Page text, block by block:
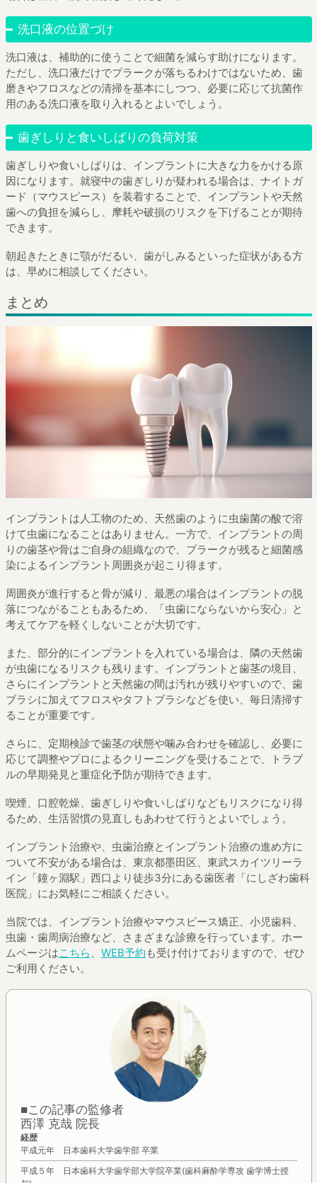
洗口液の位置づけ
洗口液は、補助的に使うことで細菌を減らす助けになります。
ただし、洗口液だけでプラークが落ちるわけではないため、歯
磨きやフロスなどの清掃を基本にしつつ、必要に応じて抗菌作
用のある洗口液を取り入れるとよいでしょう。
歯ぎしりと食いしばりの負荷対策
歯ぎしりや食いしばりは、インプラントに大きな力をかける原
因になります。就寝中の歯ぎしりが疑われる場合は、ナイトガ
ード（マウスピース）を装着することで、インプラントや天然
歯への負担を減らし、摩耗や破損のリスクを下げることが期待
できます。
朝起きたときに顎がだるい、歯がしみるといった症状がある方
は、早めに相談してください。
まとめ
インプラントは人工物のため、天然歯のように虫歯菌の酸で溶
けて虫歯になることはありません。一方で、インプラントの周
りの歯茎や骨はご自身の組織なので、プラークが残ると細菌感
染によるインプラント周囲炎が起こり得ます。
周囲炎が進行すると骨が減り、最悪の場合はインプラントの脱
落につながることもあるため、「虫歯にならないから安心」と
考えてケアを軽くしないことが大切です。
また、部分的にインプラントを入れている場合は、隣の天然歯
が虫歯になるリスクも残ります。インプラントと歯茎の境目、
さらにインプラントと天然歯の間は汚れが残りやすいので、歯
ブラシに加えてフロスやタフトブラシなどを使い、毎日清掃す
ることが重要です。
さらに、定期検診で歯茎の状態や噛み合わせを確認し、必要に
応じて調整やプロによるクリーニングを受けることで、トラブ
ルの早期発見と重症化予防が期待できます。
喫煙、口腔乾燥、歯ぎしりや食いしばりなどもリスクになり得
るため、生活習慣の見直しもあわせて行うとよいでしょう。
インプラント治療や、虫歯治療とインプラント治療の進め方に
ついて不安がある場合は、東京都墨田区、東武スカイツリーラ
イン「鐘ヶ淵駅」西口より徒歩3分にある歯医者「にしざわ歯科
医院」にお気軽にご相談ください。
当院では、インプラント治療やマウスピース矯正、小児歯科、
虫歯・歯周病治療など、さまざまな診療を行っています。ホー
ムページはこちら 、 WEB予約 も受け付けておりますので、ぜひ
ご利用ください。
■この記事の監修者
西澤 克哉 院長
経歴
平成元年 日本歯科大学歯学部 卒業
平成５年 日本歯科大学歯学部大学院卒業(歯科麻酔学専攻 歯学博士授